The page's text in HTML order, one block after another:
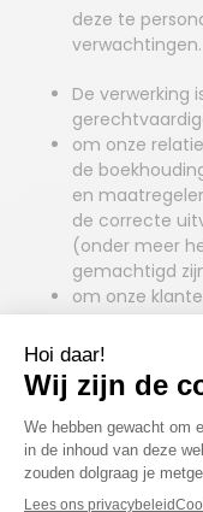
deze te
verwachtingen.
De verwerking
om onze
de
en
de correcte
(onder meer
gemachtigd
om onze
om over te
noodzakelijk is
om enquêtes
bijvoorbeeld
van het
om onze